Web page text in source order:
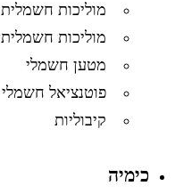
מוליכות חשמלית
מוליכות חשמלית
מטען חשמלי
פוטנציאל חשמלי
קיבוליות
כימיה